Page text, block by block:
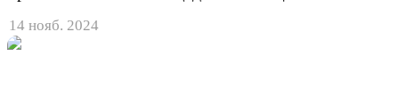
14 нояб. 2024